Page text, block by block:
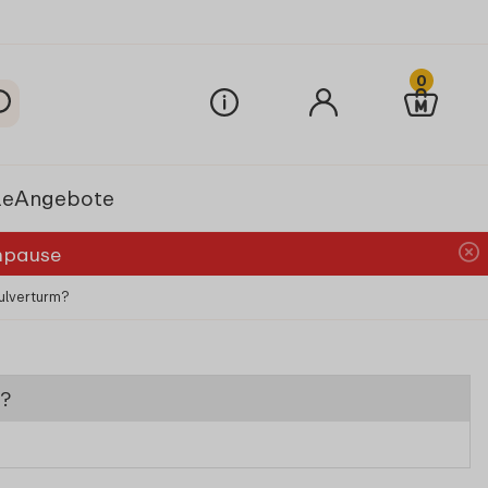
0
Angebote